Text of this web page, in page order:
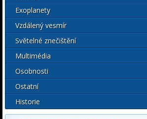
Exoplanety
Vzdálený vesmír
Světelné znečištění
Multimédia
Osobnosti
Ostatní
Historie